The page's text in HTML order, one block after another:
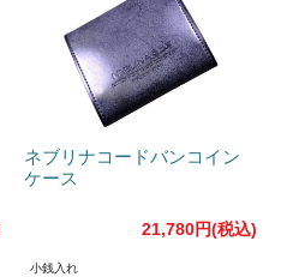
ネブリナコードバンコイン
ケース
21,780円(税込)
小銭入れ